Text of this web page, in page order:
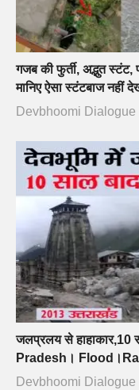
गजब की फुर्ती, अद्भुत
मानिए ऐसा स्टंटबाज नहीं
Devbhoomi Dialogue
जलप्रलय से हाहाकार,10
Pradesh।
Devbhoomi Dialogue